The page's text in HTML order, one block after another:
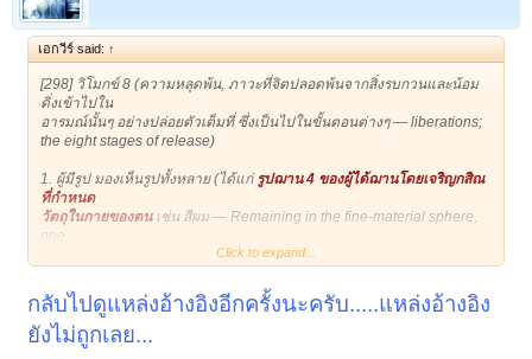
<TABLE class=ref width="100%"><TBODY><TR vAlign=top><TD
width="50%">D.III.262, 288;
A.IV.306.
<TD>ที.ปา. 11/350/276 453/328
องฺ.อฏฺฐก.
23/163/315
</TD></TR></TBODY></TABLE>
o การพิจารณา กระดูก จะได้ กสิณสีขาว
เอกวีร์ said: ↑
[298] วิโมกข์ 8 (ความหลุดพ้น, ภาวะที่จิตปลอดพ้นจากสิ่งรบกวนและน้อม
ดิ่งเข้าไปใน
อารมณ์นั้นๆ อย่างปล่อยตัวเต็มที่ ซึ่งเป็นไปในขั้นตอนต่างๆ — liberations;
the eight stages of release)
1. ผู้มีรูป มองเห็นรูปทั้งหลาย (ได้แก่ รูปฌาน 4 ของผู้ได้ฌานโดยเจริญกสิณ
ที่กำหนด
วัตถุในกายของตนเช่น สีผม — Remaining in the fine-material sphere,
one
perceives corporeal forms.)
2. ผู้มีอรูปสัญญาภายใน มองเห็นรูปทั้งหลายภายนอก (ได้แก่ รูปฌาน 4 ของ
ผู้ได้ฌาน
โดยเจริญกสิณกำหนดอารมณ์ภายนอก — Not perceiving internal
corporeal forms,
Click to expand...
กลับไปดูแหล่งอ้างอิงอีกครั้งนะครับ.....แหล่งอ้างอิง
ยังไม่ถูกเลย...